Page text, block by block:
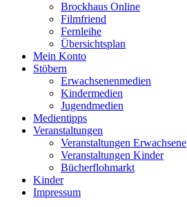
Brockhaus Online
Filmfriend
Fernleihe
Übersichtsplan
Mein Konto
Stöbern
Erwachsenenmedien
Kindermedien
Jugendmedien
Medientipps
Veranstaltungen
Veranstaltungen Erwachsene
Veranstaltungen Kinder
Bücherflohmarkt
Kinder
Impressum